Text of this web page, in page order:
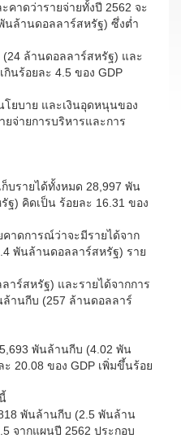
คาดว่ารายจ่ายทั้งปี 2562 จะ
นล้านดอลลาร์สหรัฐ) ซึ่งต่ำ
ล้านดอลลาร์สหรัฐ) และ
นร้อยละ 4.5 ของ GDP
โยบาย และเงินอุดหนุนของ
จ่ายการบริหารและการ
บรายได้ทั้งหมด 28,997 พัน
) คิดเป็น ร้อยละ 16.31 ของ
าดการณ์ว่าจะมีรายได้จาก
พันล้านดอลลาร์สหรัฐ) ราย
าร์สหรัฐ) และรายได้จากการ
ล้านกีบ (257 ล้านดอลลาร์
พันล้านกีบ (4.02 พัน
20.08 ของ GDP เพิ่มขึ้นร้อย
พันล้านกีบ (2.5 พันล้าน
จากแผนปี 2562 ประกอบ